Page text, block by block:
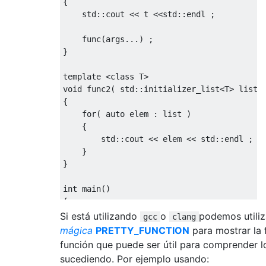
    std
:: cout << t <<std:: endl ;
    func
(args ...)
;
}
template <class T>
void func2 ( std:: initializer_list<T> list
{
for( auto elem : list
)
{
        std
:: cout << elem << std:: endl
;
}
}
int main()
{
    std
::string
        str1
( "Hello" ),
        str2
"world"
    func
(1, 2.5, 'a',str1 );
Si está utilizando gcc o clang podemos
mágica PRETTY_FUNCTION para mostrar la
función que puede ser útil para comprender
sucediendo. Por ejemplo usando: